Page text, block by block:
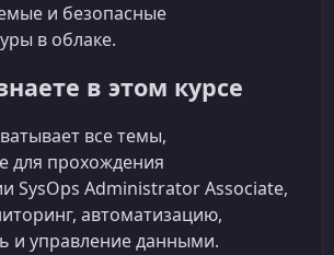
и безопасные
в облаке.
в этом курсе
все темы,
для прохождения
SysOps Administrator Associate,
автоматизацию,
и управление данными.